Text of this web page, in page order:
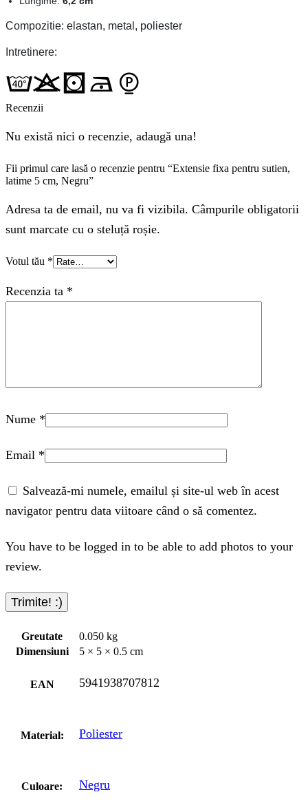
Compozitie: elastan, metal, poliester
Intretinere:
Recenzii
Nu există nici o recenzie, adaugă una!
Fii primul care lasă o recenzie pentru “Extensie fixa pentru sutien,
latime 5 cm, Negru”
Adresa ta de email, nu va fi vizibila. Câmpurile obligatorii
sunt marcate cu o steluță roșie.
Votul tău *
Recenzia ta *
Nume *
Email *
Salvează-mi numele, emailul și site-ul web în acest
navigator pentru data viitoare când o să comentez.
You have to be logged in to be able to add photos to your
review.
Greutate
0.050 kg
Dimensiuni
5 × 5 × 0.5 cm
EAN 5941938707812
Material: Poliester
Culoare: Negru